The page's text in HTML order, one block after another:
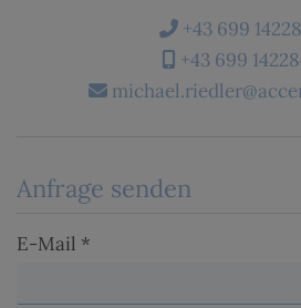
+43 699
+43 699
Anfrage senden
E-Mail